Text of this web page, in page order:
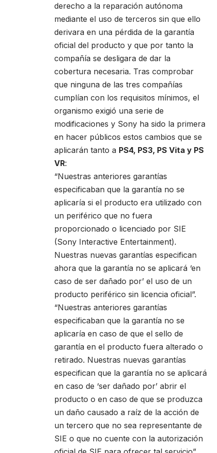
derecho a la reparación autónoma
mediante el uso de terceros sin que ello
derivara en una pérdida de la garantía
oficial del producto y que por tanto la
compañía se desligara de dar la
cobertura necesaria. Tras comprobar
que ninguna de las tres compañías
cumplían con los requisitos mínimos, el
organismo exigió una serie de
modificaciones y Sony ha sido la primera
en hacer públicos estos cambios que se
aplicarán tanto a PS4, PS3, PS Vita y PS
VR:
“Nuestras anteriores garantías
especificaban que la garantía no se
aplicaría si el producto era utilizado con
un periférico que no fuera
proporcionado o licenciado por SIE
(Sony Interactive Entertainment).
Nuestras nuevas garantías especifican
ahora que la garantía no se aplicará ‘en
caso de ser dañado por’ el uso de un
producto periférico sin licencia oficial”.
“Nuestras anteriores garantías
especificaban que la garantía no se
aplicaría en caso de que el sello de
garantía en el producto fuera alterado o
retirado. Nuestras nuevas garantías
especifican que la garantía no se aplicará
en caso de ‘ser dañado por’ abrir el
producto o en caso de que se produzca
un daño causado a raíz de la acción de
un tercero que no sea representante de
SIE o que no cuente con la autorización